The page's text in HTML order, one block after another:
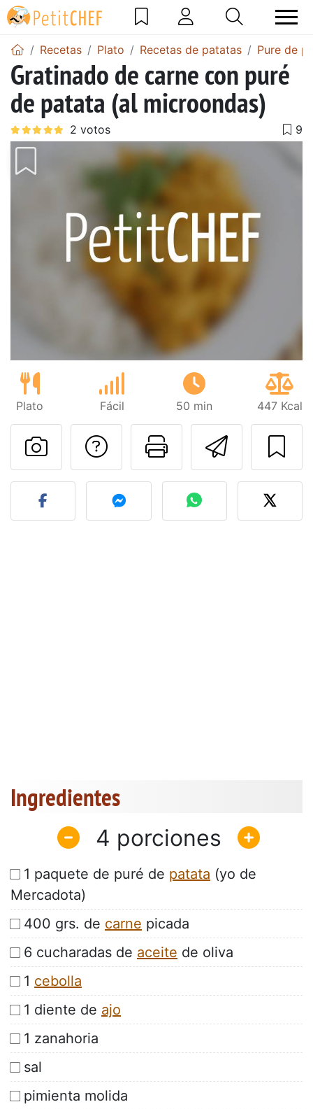
Recetas Plato Recetas de patatas Pure de
Gratinado de carne con puré
de patata (al microondas)
Plato Fácil 50 min 447 Kcal
Imprimir
Preguntar al autor
Publicar la foto de esta
Ingredientes
4
1 paquete de puré de patata (yo de
Mercadota)
400 grs. de carne picada
6 cucharadas de aceite de oliva
1 cebolla
1 diente de ajo
1 zanahoria
sal
pimienta molida